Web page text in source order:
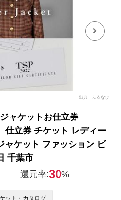
出典：ふるなび
ャケットお仕立券
仕立券 チケット レディー
ャケット ファッション ビ
千葉市
還元率:30%
ット・カタログ